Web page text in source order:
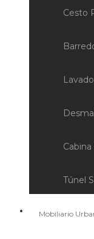
Cesto
Túnel
Mobiliario